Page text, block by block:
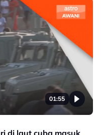
01:55
di laut cuba masuk